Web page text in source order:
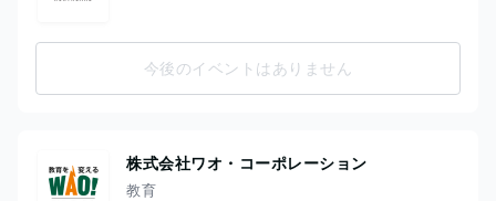
今後のイベントはありません
株式会社ワオ・コーポレーション
教育